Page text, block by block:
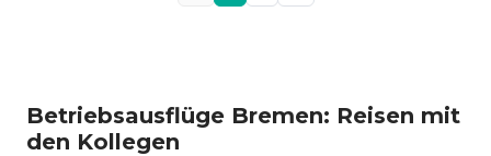
Betriebsausflüge Bremen: Reisen mit
den Kollegen